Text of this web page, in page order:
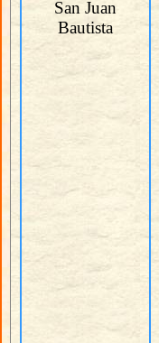
San Juan
Bautista